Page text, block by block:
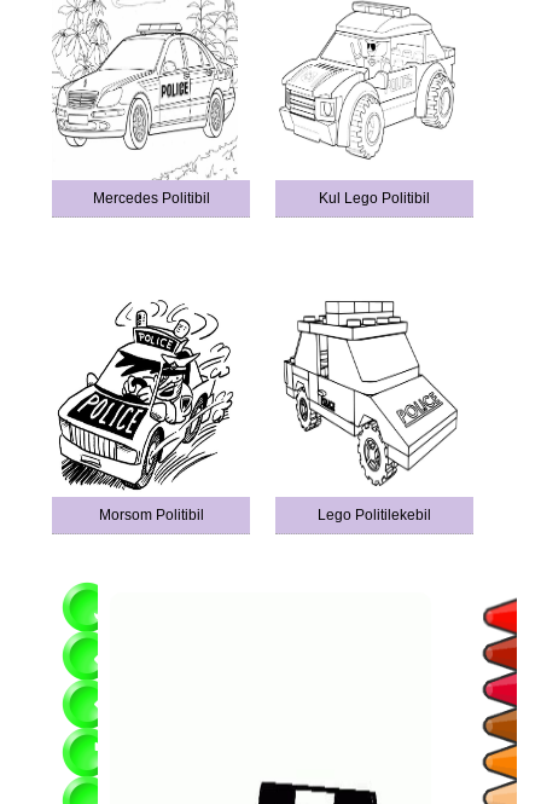
Mercedes Politibil Kul Lego Politibil
Morsom Politibil Lego Politilekebil